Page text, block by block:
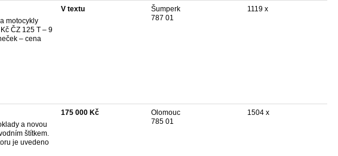
motocykly
ČZ 125 T – 9
– cena
V textu
Šumperk
787 01
1119 x
a novou
štítkem.
je uvedeno
175 000 Kč
Olomouc
785 01
1504 x